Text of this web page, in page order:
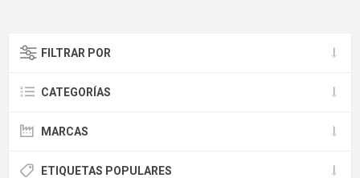
FILTRAR POR
CATEGORÍAS
MARCAS
ETIQUETAS POPULARES